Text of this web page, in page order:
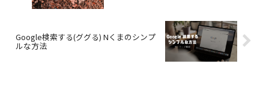
Google検索する(ググる) Nくまのシンプ
ルな方法